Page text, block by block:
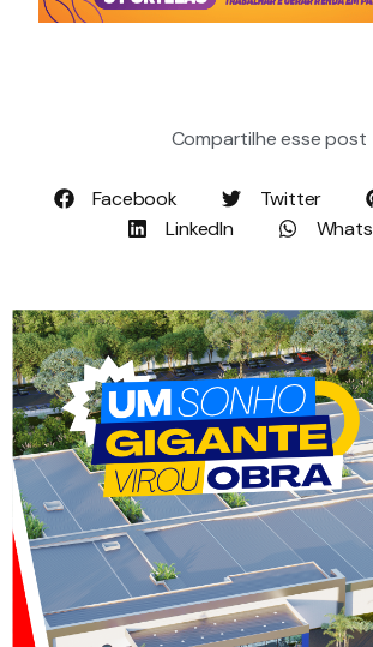
Compartilhe esse post
Facebook Twitter
LinkedIn